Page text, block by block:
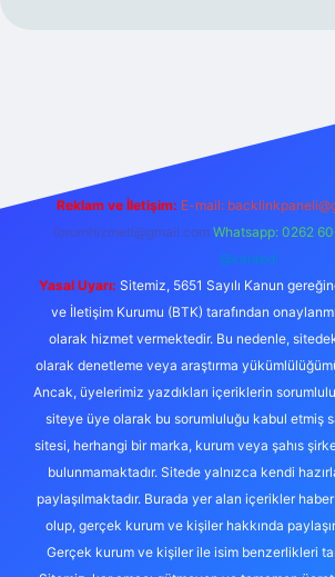
Reklam ve İletişim: E-mail:
forumhizmeti@gmail.com Whatsapp: 0262
@karabul
Yasal Uyarı: Sitemiz, 5651 Sayılı Kanun
ve İletişim Kurumu (BTK) tarafından
olarak hizmet vermektedir. Bu nedenle,
olarak denetleme veya araştırma
Ancak, üyelerimiz yazdıkları içeriklerin
siteye üye olarak bu sorumluluğu kabul etmiş
sitesi, herhangi bir marka, kurum veya şahıs
bulunmamaktadır. Sitede yalnızca kendi
paylaşılmaktadır. Burada yer alan içerikler
olup, gerçek kurum ve kişiler hakkında
Gerçek kurum ve kişiler ile isim benzerlikleri